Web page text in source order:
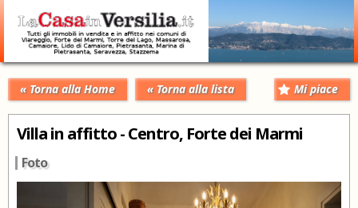
« Torna alla Home « Torna alla lista Mi piace
Villa in affitto - Centro, Forte dei Marmi
Foto